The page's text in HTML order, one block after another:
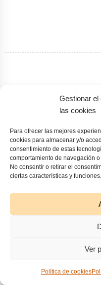
Gestionar el
las cookies
Para ofrecer las mejores
cookies para almacenar y/o
consentimiento de estas
comportamiento de navegación
No consentir o retirar el
ciertas características y funciones.
Ver
Política de cookies
Servicios editoriales de
CV literario y